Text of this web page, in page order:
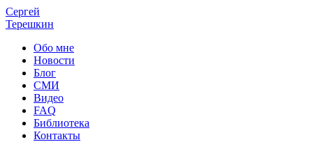
Сергей
Терешкин
Обо мне
Новости
Блог
СМИ
Видео
FAQ
Библиотека
Контакты